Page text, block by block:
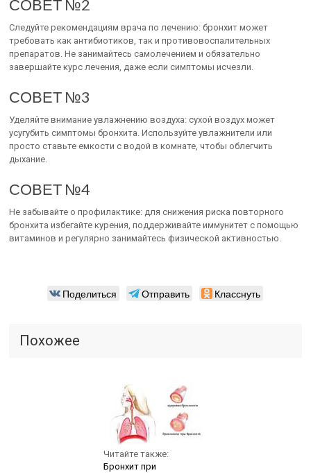
СОВЕТ №2
Следуйте рекомендациям врача по лечению: бронхит может
требовать как антибиотиков, так и противовоспалительных
препаратов. Не занимайтесь самолечением и обязательно
завершайте курс лечения, даже если симптомы исчезли.
СОВЕТ №3
Уделяйте внимание увлажнению воздуха: сухой воздух может
усугубить симптомы бронхита. Используйте увлажнители или
просто ставьте емкости с водой в комнате, чтобы облегчить
дыхание.
СОВЕТ №4
Не забывайте о профилактике: для снижения риска повторного
бронхита избегайте курения, поддерживайте иммунитет с помощью
витаминов и регулярно занимайтесь физической активностью.
Поделиться Отправить Класснуть
Похожее
Читайте также:
Бронхит при